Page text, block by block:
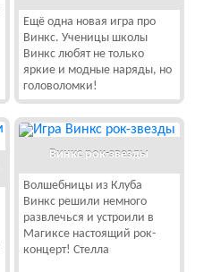
Ещё одна новая игра про
Винкс. Ученицы школы
Винкс любят не только
яркие и модные наряды, но
головоломки!
Винкс рок-звезды
Волшебницы из Клуба
Винкс решили немного
развлечься и устроили в
Магиксе настоящий рок-
концерт! Стелла